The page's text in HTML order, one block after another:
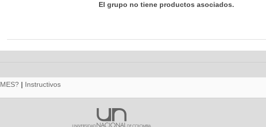
El grupo no tiene productos asociados.
| Instructivos